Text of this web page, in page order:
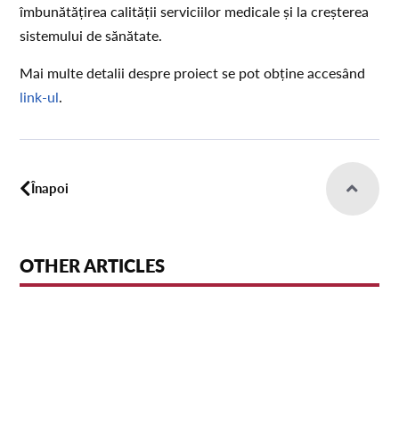
îmbunătățirea calității serviciilor medicale și la creșterea
sistemului de sănătate.
Mai multe detalii despre proiect se pot obține accesând
link-ul.
Înapoi
OTHER ARTICLES